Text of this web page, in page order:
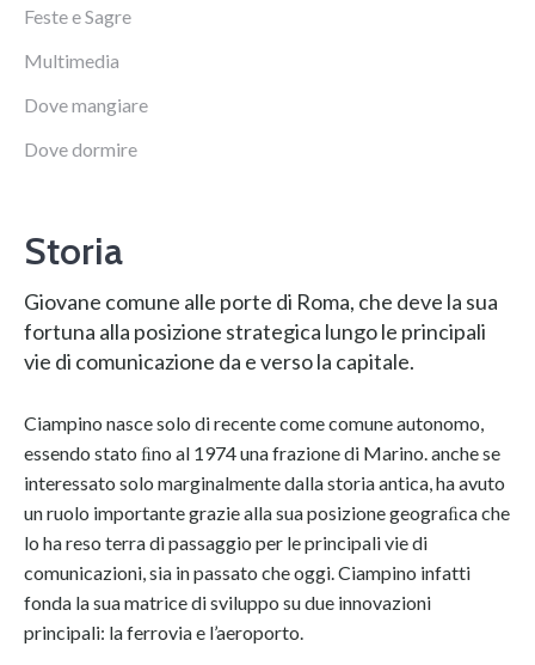
Feste e Sagre
Multimedia
Dove mangiare
Dove dormire
Storia
Giovane comune alle porte di Roma, che deve la sua
fortuna alla posizione strategica lungo le principali
vie di comunicazione da e verso la capitale.
Ciampino nasce solo di recente come comune autonomo,
essendo stato ﬁno al 1974 una frazione di Marino. anche se
interessato solo marginalmente dalla storia antica, ha avuto
un ruolo importante grazie alla sua posizione geograﬁca che
lo ha reso terra di passaggio per le principali vie di
comunicazioni, sia in passato che oggi. Ciampino infatti
fonda la sua matrice di sviluppo su due innovazioni
principali: la ferrovia e l’aeroporto.